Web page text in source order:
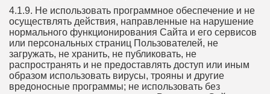
4.1.9. Не использовать программное обеспечение и не
осуществлять действия, направленные на нарушение
нормального функционирования Сайта и его сервисов
или персональных страниц Пользователей, не
загружать, не хранить, не публиковать, не
распространять и не предоставлять доступ или иным
образом использовать вирусы, трояны и другие
вредоносные программы; не использовать без